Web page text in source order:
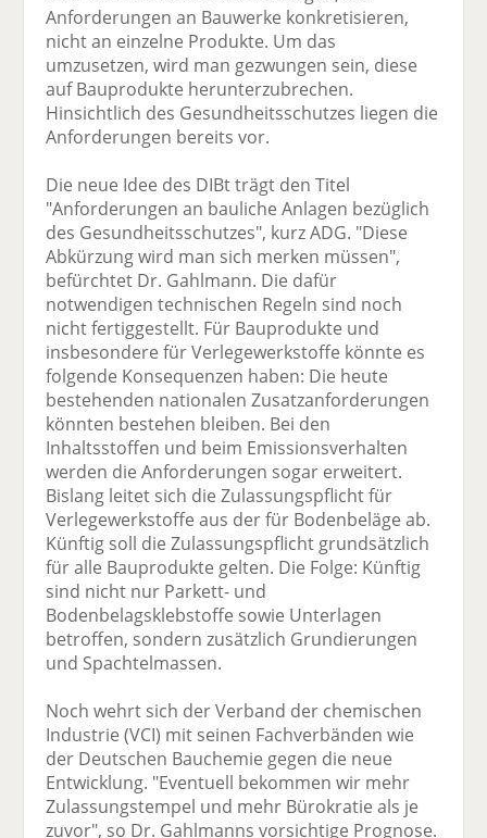
Anforderungen an Bauwerke konkretisieren,
nicht an einzelne Produkte. Um das
umzusetzen, wird man gezwungen sein, diese
auf Bauprodukte herunterzubrechen.
Hinsichtlich des Gesundheitsschutzes liegen die
Anforderungen bereits vor.
Die neue Idee des DIBt trägt den Titel
"Anforderungen an bauliche Anlagen bezüglich
des Gesundheitsschutzes", kurz ADG. "Diese
Abkürzung wird man sich merken müssen",
befürchtet Dr. Gahlmann. Die dafür
notwendigen technischen Regeln sind noch
nicht fertiggestellt. Für Bauprodukte und
insbesondere für Verlegewerkstoffe könnte es
folgende Konsequenzen haben: Die heute
bestehenden nationalen Zusatzanforderungen
könnten bestehen bleiben. Bei den
Inhaltsstoffen und beim Emissionsverhalten
werden die Anforderungen sogar erweitert.
Bislang leitet sich die Zulassungspflicht für
Verlegewerkstoffe aus der für Bodenbeläge ab.
Künftig soll die Zulassungspflicht grundsätzlich
für alle Bauprodukte gelten. Die Folge: Künftig
sind nicht nur Parkett- und
Bodenbelagsklebstoffe sowie Unterlagen
betroffen, sondern zusätzlich Grundierungen
und Spachtelmassen.
Noch wehrt sich der Verband der chemischen
Industrie (VCI) mit seinen Fachverbänden wie
der Deutschen Bauchemie gegen die neue
Entwicklung. "Eventuell bekommen wir mehr
Zulassungstempel und mehr Bürokratie als je
zuvor", so Dr. Gahlmanns vorsichtige Prognose.